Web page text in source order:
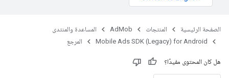
الصفحة الرئيسية المنتجات AdMob
المساعدة والمنتدى
Mobile Ads SDK (Legacy) for Android
المرجع
هل كان المحتوى مفيدًا؟